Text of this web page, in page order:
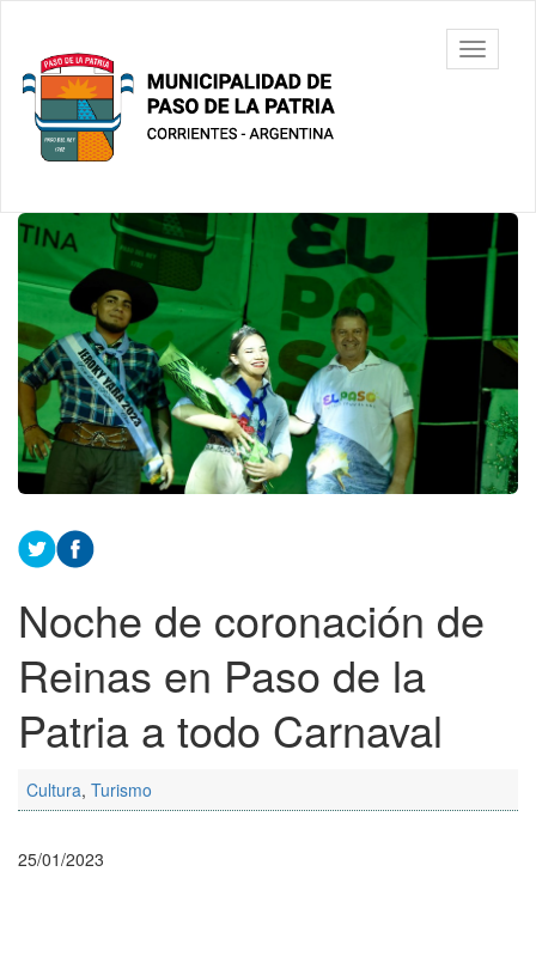
contenido
principal
Municipalidad
de Paso De
La Patria
barra
Contenido
principal
Noche de coronación de
Reinas en Paso de la
Patria a todo Carnaval
Cultura, Turismo
25/01/2023